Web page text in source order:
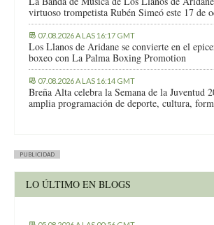
virtuoso trompetista Rubén Simeó este 17 de
07.08.2026 A LAS 16:17 GMT
Los Llanos de Aridane se convierte en el
boxeo con La Palma Boxing Promotion
07.08.2026 A LAS 16:14 GMT
Breña Alta celebra la Semana de la Juventud
amplia programación de deporte, cultura,
PUBLICIDAD
LO ÚLTIMO EN BLOGS